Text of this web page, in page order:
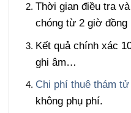
Thời gian điều tra
chóng từ 2 giờ đồng
Kết quả chính xác
ghi âm…
Chi phí thuê thám
không phụ phí.